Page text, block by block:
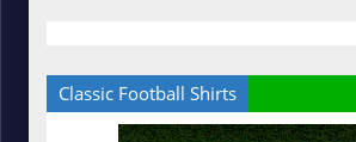
Classic Football Shirts